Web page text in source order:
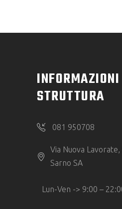
INFORMAZIONI
STRUTTURA
081 950708
Via Nuova
Sarno SA
Lun-Ven -> 9:00 –